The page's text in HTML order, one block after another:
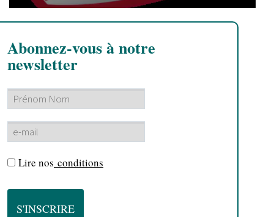
Abonnez-vous à notre
newsletter
Lire nos conditions